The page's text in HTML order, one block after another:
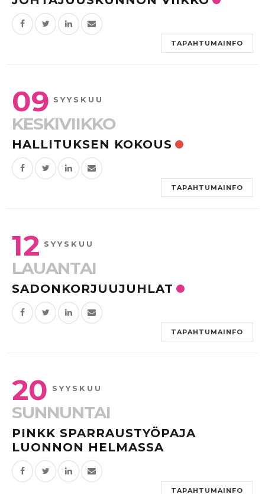
TAPAHTUMAINFO
09 SYYSKUU
KESKIVIIKKO
HALLITUKSEN KOKOUS
TAPAHTUMAINFO
12 SYYSKUU
LAUANTAI
SADONKORJUUJUHLAT
TAPAHTUMAINFO
20 SYYSKUU
SUNNUNTAI
PINKK SPARRAUSTYÖPAJA
LUONNON HELMASSA
TAPAHTUMAINFO